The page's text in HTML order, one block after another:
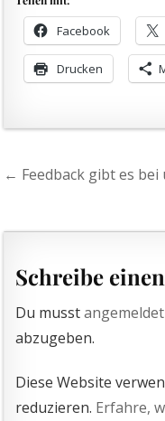
Facebook
Drucken
← Feedback gibt es bei
Schreibe
Du musstangemeldet
abzugeben.
Diese Website
reduzieren. Erfahre,